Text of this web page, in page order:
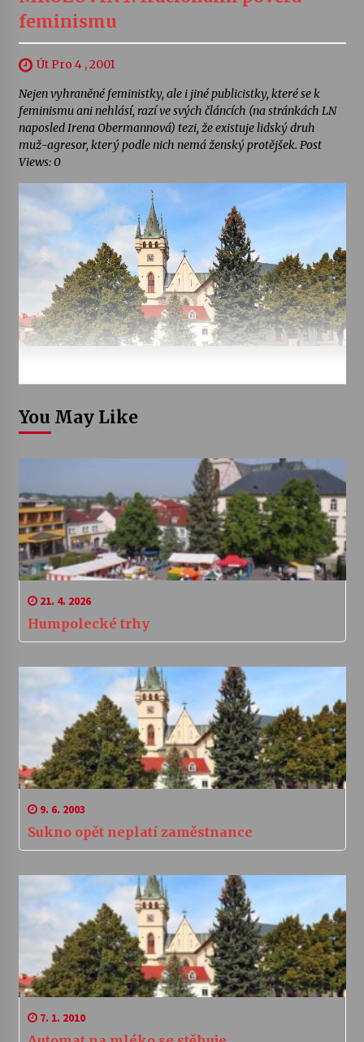
feminismu
Út Pro 4 , 2001
Nejen vyhraněné feministky, ale i jiné publicistky, které se k
feminismu ani nehlásí, razí ve svých článcích (na stránkách LN
naposled Irena Obermannová) tezi, že existuje lidský druh
muž-agresor, který podle nich nemá ženský protějšek. Post
Views: 0
You May Like
21. 4. 2026
Humpolecké trhy
9. 6. 2003
Sukno opět neplatí zaměstnance
7. 1. 2010